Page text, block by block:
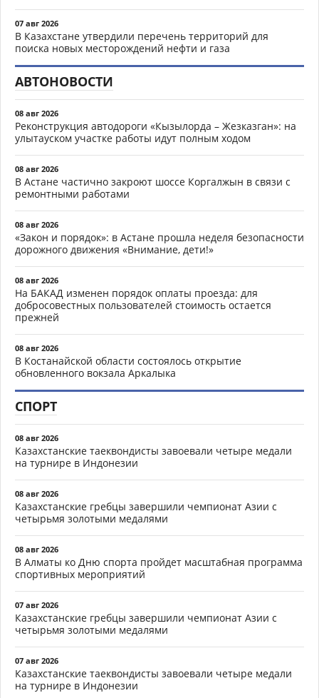
07 авг 2026
В Казахстане утвердили перечень территорий для
поиска новых месторождений нефти и газа
АВТОНОВОСТИ
08 авг 2026
Реконструкция автодороги «Кызылорда – Жезказган»: на
улытауском участке работы идут полным ходом
08 авг 2026
В Астане частично закроют шоссе Коргалжын в связи с
ремонтными работами
08 авг 2026
«Закон и порядок»: в Астане прошла неделя безопасности
дорожного движения «Внимание, дети!»
08 авг 2026
На БАКАД изменен порядок оплаты проезда: для
добросовестных пользователей стоимость остается
прежней
08 авг 2026
В Костанайской области состоялось открытие
обновленного вокзала Аркалыка
СПОРТ
08 авг 2026
Казахстанские таеквондисты завоевали четыре медали
на турнире в Индонезии
08 авг 2026
Казахстанские гребцы завершили чемпионат Азии с
четырьмя золотыми медалями
08 авг 2026
В Алматы ко Дню спорта пройдет масштабная программа
спортивных мероприятий
07 авг 2026
Казахстанские гребцы завершили чемпионат Азии с
четырьмя золотыми медалями
07 авг 2026
Казахстанские таеквондисты завоевали четыре медали
на турнире в Индонезии